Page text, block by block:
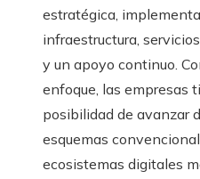
estratégica,
infraestructura,
y un apoyo continuo.
enfoque, las empresas
posibilidad de avanzar
esquemas
ecosistemas digitales